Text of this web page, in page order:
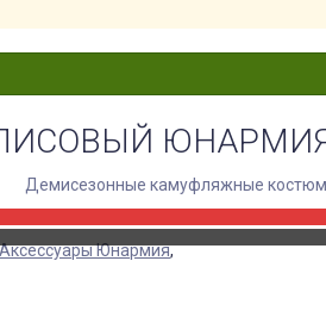
Демисезонные камуфляжные
Аксессуары Юнармия,